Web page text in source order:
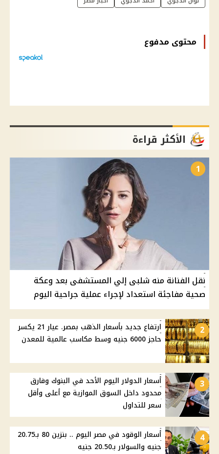
محتوى مدفوع
الأكثر قراءة
1
نقل الفنانة منه شلبى إلي المستشفى بعد وعكة
صحية مفاجئة استعداد لإجراء عملية جراحية اليوم
2
ارتفاع جديد بأسعار الذهب بمصر. عيار 21 يكسر
حاجز 6000 جنيه وسط مكاسب عالمية للمعدن
3
أسعار الدولار اليوم الأحد في البنوك وفارق
محدود داخل السوق الموازية مع أعلى وأقل
سعر للتداول
4
أسعار الوقود في مصر اليوم .. بنزين 80 بـ20.75
جنيه والسولار بـ20.50 جنيه